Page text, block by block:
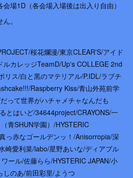
場1D（各会場入場後は出入り自由）
。
桜花爛漫/東京CLEAR'S/アイド
ルカレッジTeamD/Up's COLLEGE 2nd
リス/白と黒のマテリアル/P.IDL/ラブチ
Raspberry Kiss/青山外苑前学
って世界がハチャメチャなんだも
とはいど/34644project/CRAYONS/一
青SHUN学園）/HYSTERIC
っ赤なゴールデンッ！/Anisorropia/深
崎愛利菜/labo/星野あいな/ディアブル
ール/佐藤らら/HYSTERIC JAPAN/小
のあ/前田彩里/ようつ